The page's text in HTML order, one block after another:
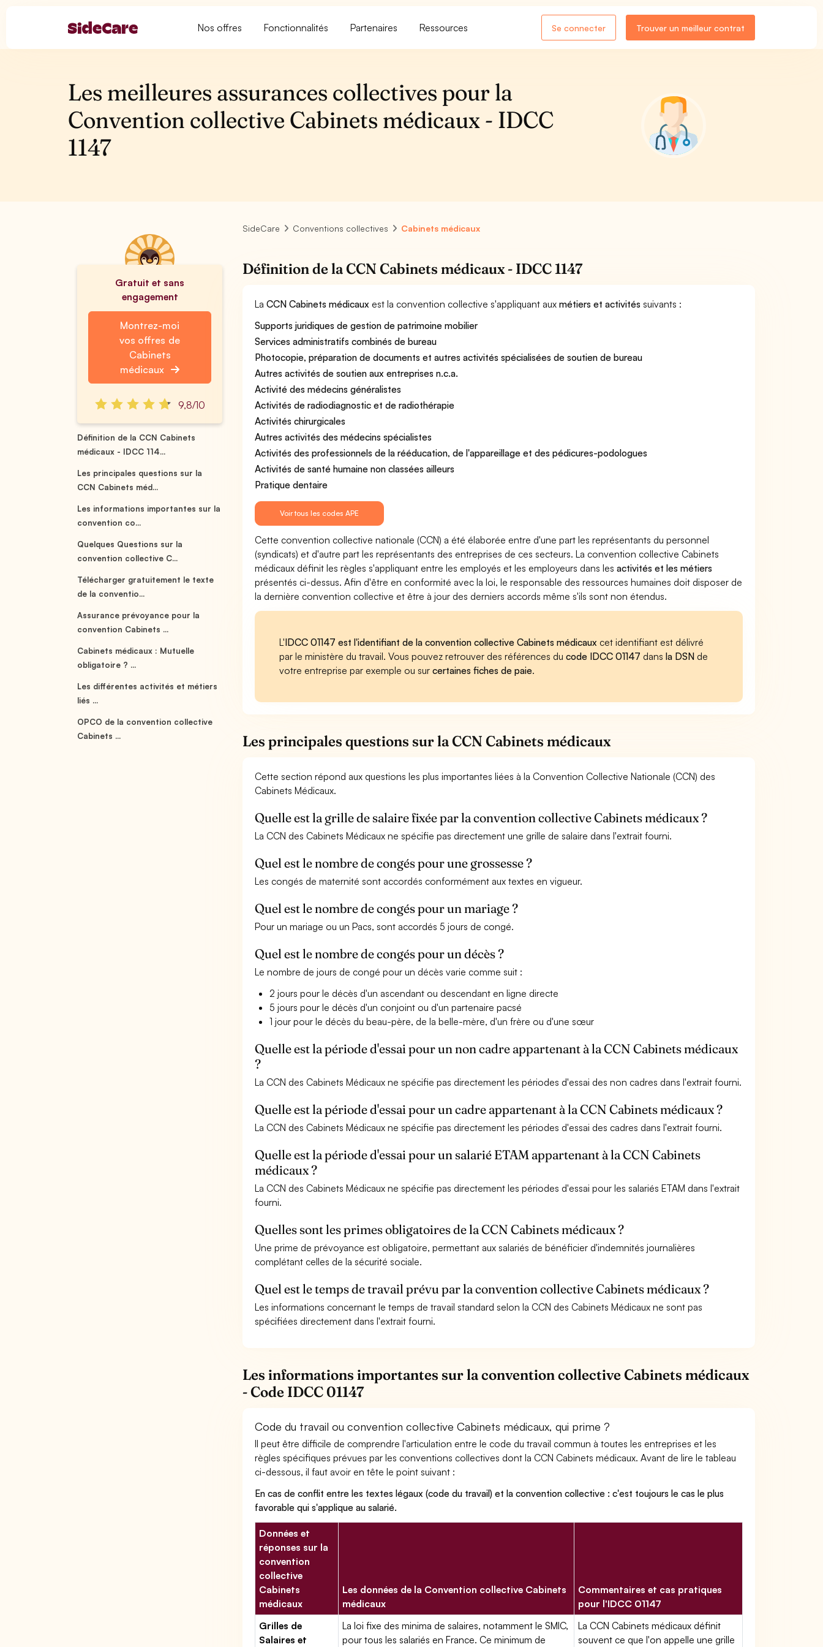
Nos offres Fonctionnalités Partenaires Ressources Se connecter Trouver un meilleur contrat
Les meilleures assurances collectives pour la
Convention collective Cabinets médicaux - IDCC
1147
Gratuit et sans
engagement
Montrez-moi
vos offres de
Cabinets
médicaux
9,8/10
Définition de la CCN Cabinets
médicaux - IDCC 114...
Les principales questions sur la
CCN Cabinets méd...
Les informations importantes sur la
convention co...
Quelques Questions sur la
convention collective C...
Télécharger gratuitement le texte
de la conventio...
Assurance prévoyance pour la
convention Cabinets ...
Cabinets médicaux : Mutuelle
obligatoire ? ...
Les différentes activités et métiers
liés ...
OPCO de la convention collective
Cabinets ...
SideCare Conventions collectives Cabinets médicaux
Définition de la CCN Cabinets médicaux - IDCC 1147
LaCCN Cabinets médicaux est la convention collective s'appliquant auxmétiers et activités suivants :
Supports juridiques de gestion de patrimoine mobilier
Services administratifs combinés de bureau
Photocopie, préparation de documents et autres activités spécialisées de soutien de bureau
Autres activités de soutien aux entreprises n.c.a.
Activité des médecins généralistes
Activités de radiodiagnostic et de radiothérapie
Activités chirurgicales
Autres activités des médecins spécialistes
Activités des professionnels de la rééducation, de l'appareillage et des pédicures-podologues
Activités de santé humaine non classées ailleurs
Pratique dentaire
Voir tous les codes APE
Cette convention collective nationale (CCN) a été élaborée entre d'une part les représentants du personnel
(syndicats) et d'autre part les représentants des entreprises de ces secteurs. La convention collective Cabinets
médicaux définit les règles s'appliquant entre les employés et les employeurs dans lesactivités et les métiers
présentés ci-dessus. Afin d'être en conformité avec la loi, le responsable des ressources humaines doit disposer de
la dernière convention collective et être à jour des derniers accords même s'ils sont non étendus.
L'IDCC 01147 est l'identifiant de la convention collective Cabinets médicaux cet identifiant est délivré
par le ministère du travail. Vous pouvez retrouver des références ducode IDCC 01147 dansla DSN de
votre entreprise par exemple ou surcertaines fiches de paie.
Les principales questions sur la CCN Cabinets médicaux
Cette section répond aux questions les plus importantes liées à la Convention Collective Nationale (CCN) des
Cabinets Médicaux.
Quelle est la grille de salaire fixée par la convention collective Cabinets médicaux ?
La CCN des Cabinets Médicaux ne spécifie pas directement une grille de salaire dans l'extrait fourni.
Quel est le nombre de congés pour une grossesse ?
Les congés de maternité sont accordés conformément aux textes en vigueur.
Quel est le nombre de congés pour un mariage ?
Pour un mariage ou un Pacs, sont accordés 5 jours de congé.
Quel est le nombre de congés pour un décès ?
Le nombre de jours de congé pour un décès varie comme suit :
2 jours pour le décès d'un ascendant ou descendant en ligne directe
5 jours pour le décès d'un conjoint ou d'un partenaire pacsé
1 jour pour le décès du beau-père, de la belle-mère, d'un frère ou d'une sœur
Quelle est la période d'essai pour un non cadre appartenant à la CCN Cabinets médicaux
?
La CCN des Cabinets Médicaux ne spécifie pas directement les périodes d'essai des non cadres dans l'extrait fourni.
Quelle est la période d'essai pour un cadre appartenant à la CCN Cabinets médicaux ?
La CCN des Cabinets Médicaux ne spécifie pas directement les périodes d'essai des cadres dans l'extrait fourni.
Quelle est la période d'essai pour un salarié ETAM appartenant à la CCN Cabinets
médicaux ?
La CCN des Cabinets Médicaux ne spécifie pas directement les périodes d'essai pour les salariés ETAM dans l'extrait
fourni.
Quelles sont les primes obligatoires de la CCN Cabinets médicaux ?
Une prime de prévoyance est obligatoire, permettant aux salariés de bénéficier d'indemnités journalières
complétant celles de la sécurité sociale.
Quel est le temps de travail prévu par la convention collective Cabinets médicaux ?
Les informations concernant le temps de travail standard selon la CCN des Cabinets Médicaux ne sont pas
spécifiées directement dans l'extrait fourni.
Les informations importantes sur la convention collective Cabinets médicaux
- Code IDCC 01147
Code du travail ou convention collective Cabinets médicaux, qui prime ?
Il peut être difficile de comprendre l'articulation entre le code du travail commun à toutes les entreprises et les
règles spécifiques prévues par les conventions collectives dont la CCN Cabinets médicaux. Avant de lire le tableau
ci-dessous, il faut avoir en tête le point suivant :
En cas de conflit entre les textes légaux (code du travail) et la convention collective : c'est toujours le cas le plus
favorable qui s'applique au salarié.
Données et
réponses sur la
convention
collective
Cabinets
médicaux
Les données de la Convention collective Cabinets
médicaux
Commentaires et cas pratiques
pour l'IDCC 01147
Grilles de
Salaires et
La loi fixe des minima de salaires, notamment le SMIC,
pour tous les salariés en France. Ce minimum de
La CCN Cabinets médicaux définit
souvent ce que l'on appelle une grille